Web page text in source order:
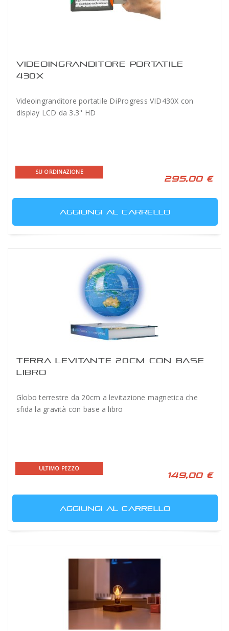
VIDEOINGRANDITORE PORTATILE
430X
Videoingranditore portatile DiProgress VID430X con
display LCD da 3.3'' HD
SU ORDINAZIONE
295,00 €
AGGIUNGI AL CARRELLO
TERRA LEVITANTE 20CM CON BASE
LIBRO
Globo terrestre da 20cm a levitazione magnetica che
sfida la gravità con base a libro
ULTIMO PEZZO
149,00 €
AGGIUNGI AL CARRELLO